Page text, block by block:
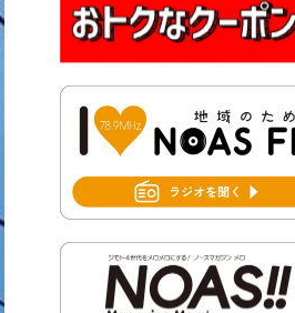
集！
2026年7月31日 第６次豊前市
総合計画後期基本計画策定業
書が変わります！
2026年7月30日 豊前市立豊前